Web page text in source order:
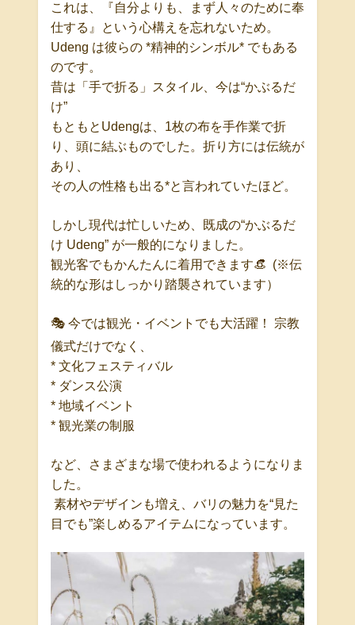
これは、
『自分よりも、まず人々のために奉
仕する』
という心構えを忘れないため。
Udeng は彼らの *精神的シンボル* でもある
のです。
昔は「手で折る」スタイル、今は“かぶるだ
け”
もともと Udengは、 1枚の布を手作業で折
り、頭に結ぶものでした。 折り方には伝統が
あり、
その人の性格も出る*と言われていたほど。
しかし現代は忙しいため、 既成の“かぶるだ
け Udeng” が一般的になりました。
観光客でもかんたんに着用できます👒 (※伝
統的な形はしっかり踏襲されています）
🎭 今では観光・イベントでも大活躍！ 宗教
儀式だけでなく、
* 文化フェスティバル
* ダンス公演
* 地域イベント
* 観光業の制服
など、さまざまな場で使われるようになりま
した。
素材やデザインも増え、 バリの魅力を“見た
目でも”楽しめるアイテムになっています。